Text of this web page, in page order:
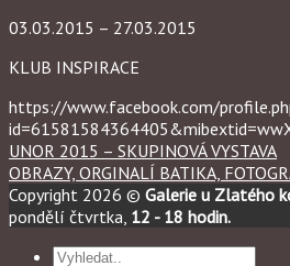
03.03.2015 – 27.03.2015
KLUB INSPIRACE
https://www.facebook.com/
UNOR 2015 – SKUPINOVÁ VYSTAVA
OBRAZY, ORGINALÍ BATIKA,
Copyright 2026 © Galerie u Zlatého
pondělí čtvrtka, 12 - 18 hodin.
Hledat: